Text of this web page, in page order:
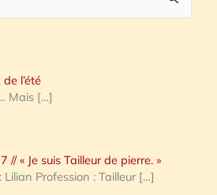
l’été
Mais […]
// « Je suis Tailleur de pierre. »
Lilian Profession : Tailleur […]